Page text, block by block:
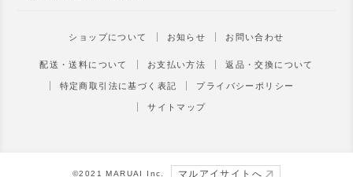
ショップについて お知らせ お問い合わせ
配送・送料について お支払い方法 返品・交換について
特定商取引法に基づく表記 プライバシーポリシー
サイトマップ
©︎2021 MARUAI Inc. マルアイサイトへ